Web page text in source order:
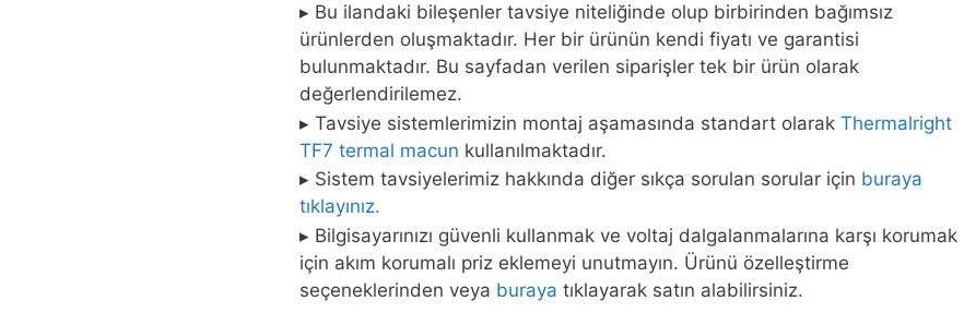
▸ Bu ilandaki bileşenler tavsiye niteliğinde olup birbirinden bağımsız
ürünlerden oluşmaktadır. Her bir ürünün kendi fiyatı ve garantisi
bulunmaktadır. Bu sayfadan verilen siparişler tek bir ürün olarak
değerlendirilemez.
▸ Tavsiye sistemlerimizin montaj aşamasında standart olarakThermalright
TF7 termal macun kullanılmaktadır.
▸ Sistem tavsiyelerimiz hakkında diğer sıkça sorulan sorular için buraya
tıklayınız.
▸ Bilgisayarınızı güvenli kullanmak ve voltaj dalgalanmalarına karşı korumak
için akım korumalı priz eklemeyi unutmayın. Ürünü özelleştirme
seçeneklerinden veya buraya tıklayarak satın alabilirsiniz.